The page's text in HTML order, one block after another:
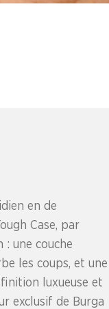
en de
Case, par
une couche
les coups, et une
finition luxueuse et
exclusif de Burga